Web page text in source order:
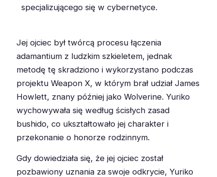
specjalizującego się w cybernetyce.
Jej ojciec był twórcą procesu łączenia
adamantium z ludzkim szkieletem, jednak
metodę tę skradziono i wykorzystano podczas
projektu Weapon X, w którym brał udział James
Howlett, znany później jako Wolverine. Yuriko
wychowywała się według ścisłych zasad
bushido, co ukształtowało jej charakter i
przekonanie o honorze rodzinnym.
Gdy dowiedziała się, że jej ojciec został
pozbawiony uznania za swoje odkrycie, Yuriko